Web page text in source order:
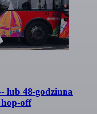
lub 48-godzinna
hop-off